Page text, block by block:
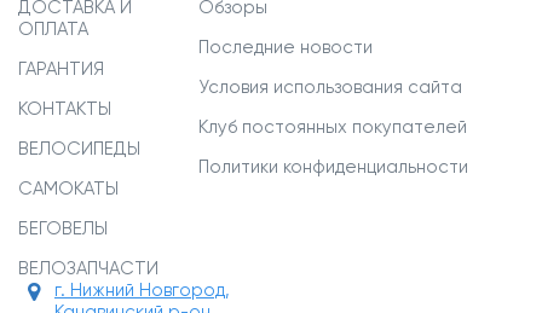
ДОСТАВКА И
ОПЛАТА
ГАРАНТИЯ
КОНТАКТЫ
ВЕЛОСИПЕДЫ
САМОКАТЫ
БЕГОВЕЛЫ
ВЕЛОЗАПЧАСТИ
Обзоры
Последние новости
Условия использования сайта
Клуб постоянных покупателей
Политики конфиденциальности
г. Нижний Новгород,